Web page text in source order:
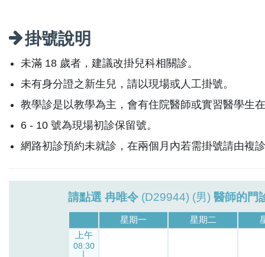
掛號說明
未滿 18 歲者，建議改掛兒科相關診。
未有身分證之新生兒，請以現場或人工掛號。
教學診是以教學為主，會有住院醫師或實習醫學生
6 - 10 號為現場初診保留號。
網路初診預約未就診，在兩個月內若需掛號請由複